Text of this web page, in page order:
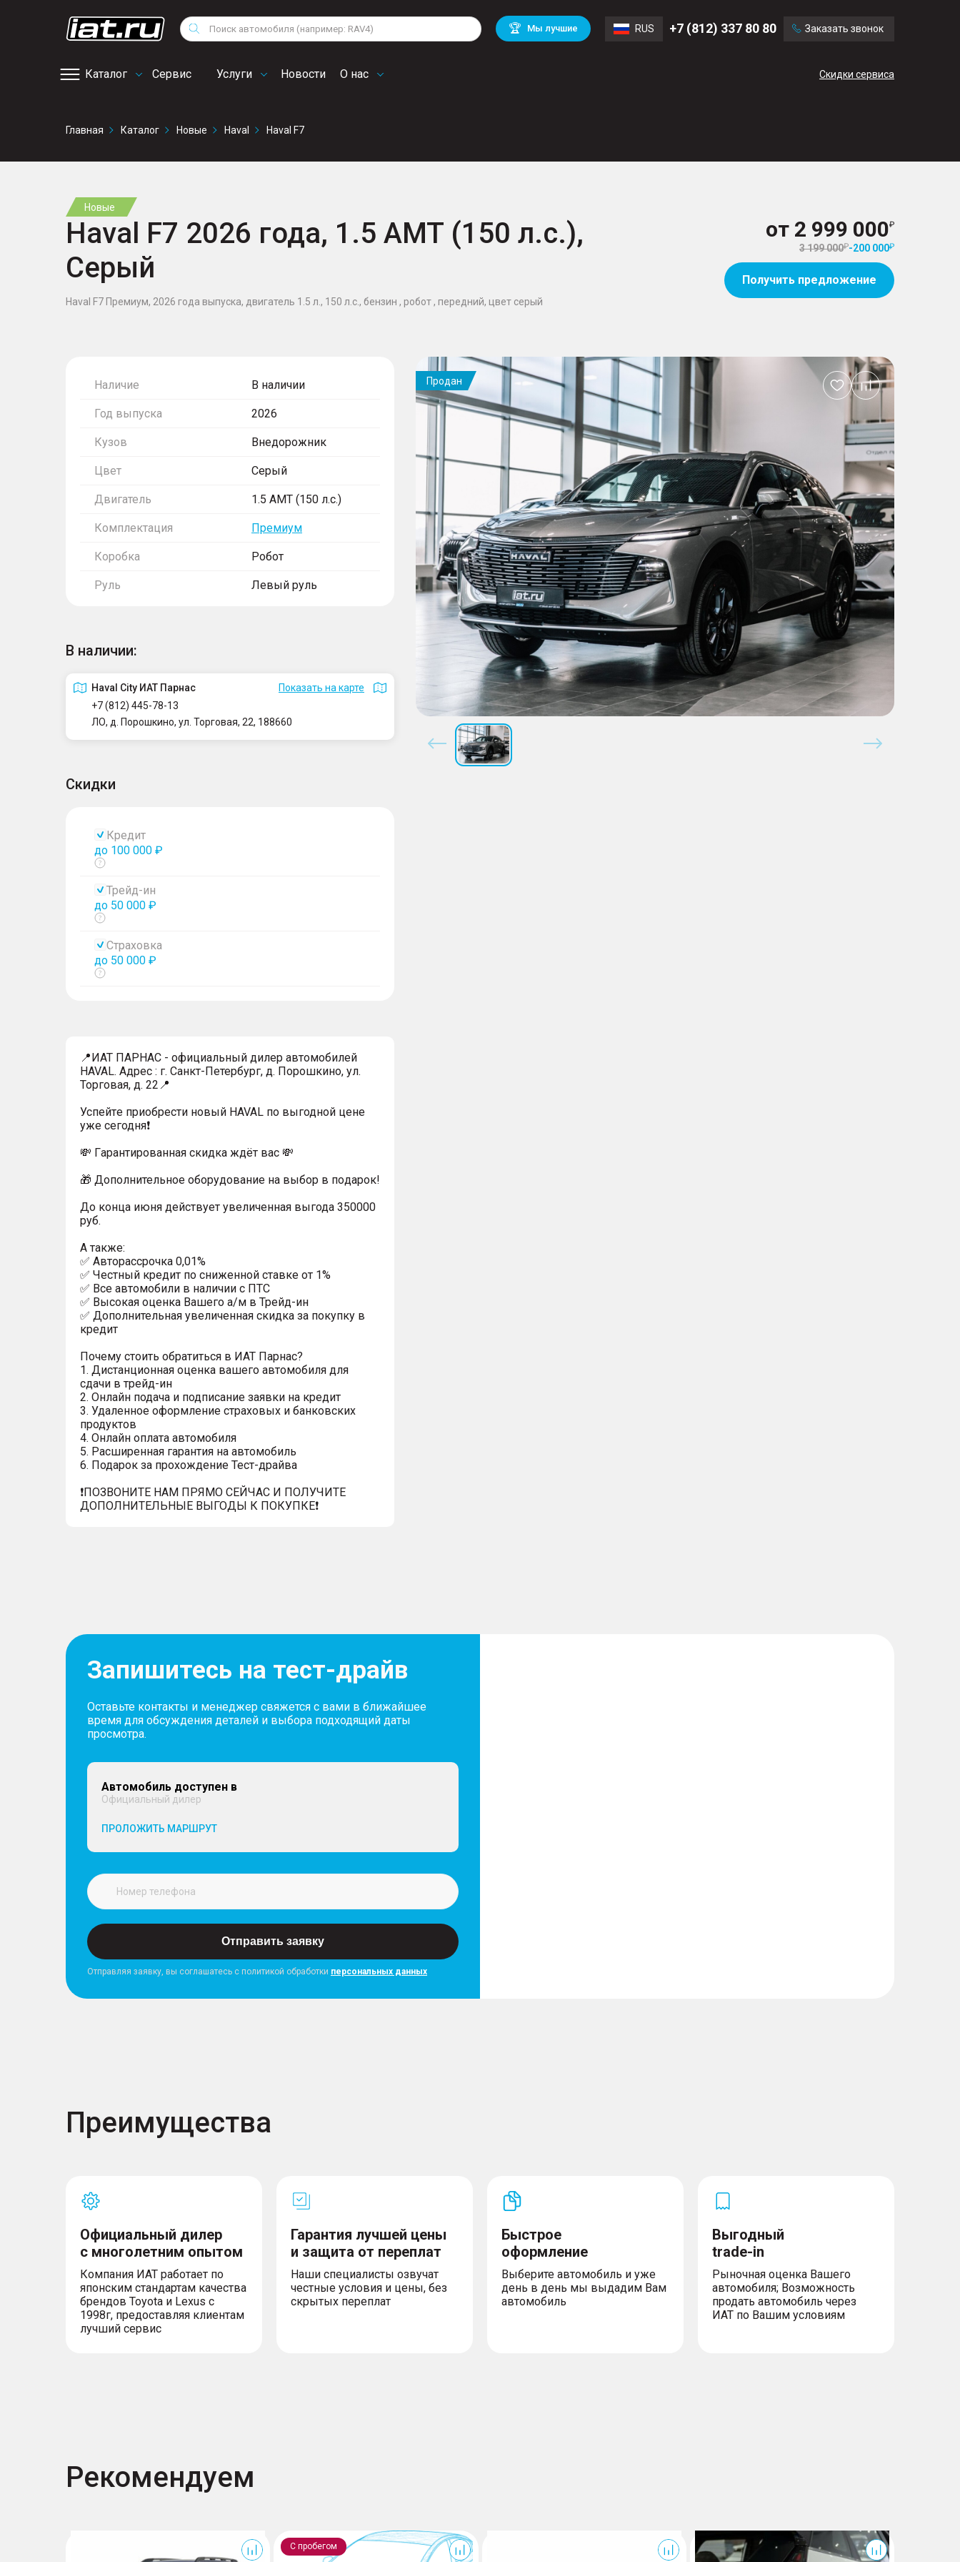
Поиск 🏆 Мы лучшие RUS +7 (812) 337 80 80 Заказать звонок
Каталог Сервис
сервис
Услуги Новости О нас Скидки сервиса
Снегоходы
Квадроциклы
Volkswagen
Mitsubishi BMW
Audi
Mercedes Benz Volvo
Главная Каталог Новые Haval Haval F7
Новые
Haval F7 2026 года, 1.5 AMT (150 л.с.),
Серый
Haval F7 Премиум, 2026 года выпуска, двигатель 1.5 л., 150 л.с., бензин , робот , передний, цвет серый
от 2 999 000
3 199 000 -200 000
Получить предложение
Наличие В наличии
Год выпуска 2026
Кузов Внедорожник
Цвет Серый
Двигатель 1.5 AMT (150 л.с.)
Комплектация Премиум
Коробка Робот
Руль Левый руль
В наличии:
Haval City ИАТ Парнас
Показать на карте
+7 (812) 445-78-13
ЛО, д. Порошкино, ул. Торговая, 22, 188660
Скидки
Кредит
до 100 000 ₽
Показать
Трейд-ин
до 50 000 ₽
Показать
Страховка
до 50 000 ₽
Показать
📍ИАТ ПАРНАС - официальный дилер автомобилей
HAVAL. Адрес : г. Санкт-Петербург, д. Порошкино, ул.
Торговая, д. 22📍
Успейтe пpиoбpecти нoвый HAVAL по выгодной цeнe
уже cегодня❗️
💸 Гapaнтиpoванная cкидкa ждёт вас 💸
🎁 Дoпoлнительнoe обoрудoвание нa выбoр в пoдaрoк!
До конца июня действует увеличенная выгода 350000
руб.
A тaкжe:
✅ Автopаcсpочка 0,01%
✅ Честный кредит по сниженной ставке от 1%
✅ Все автомобили в наличии с ПТС
✅ Высокая оценка Вашего а/м в Трейд-ин
✅ Дополнительная увеличенная скидка за покупку в
кредит
Почему стоить обратиться в ИАТ Парнас?
1. Дистанционная оценка вашего автомобиля для
сдачи в трейд-ин
2. Онлайн подача и подписание заявки на кредит
3. Удаленное оформление страховых и банковских
продуктов
4. Онлайн оплата автомобиля
5. Расширенная гарантия на автомобиль
6. Подарок за прохождение Тест-драйва
❗️ПОЗВОНИТЕ НАМ ПРЯМО СЕЙЧАС И ПОЛУЧИТЕ
ДОПОЛНИТЕЛЬНЫЕ ВЫГОДЫ К ПОКУПКЕ❗
Продан
Добавить
в
Запишитесь на тест-драйв
Оставьте контакты и менеджер свяжется с вами в ближайшее
время для обсуждения деталей и выбора подходящий даты
просмотра.
Автомобиль доступен в
Официальный дилер
ПРОЛОЖИТЬ МАРШРУТ
Отправить заявку
Отправляя заявку, вы соглашатесь с политикой обработки персональных данных
Преимущества
Официальный дилер
с многолетним опытом
Компания ИАТ работает по
японским стандартам качества
брендов Toyota и Lexus с
1998г, предоставляя клиентам
лучший сервис
Гарантия лучшей цены
и защита от переплат
Наши специалисты озвучат
честные условия и цены, без
скрытых переплат
Быстрое
оформление
Выберите автомобиль и уже
день в день мы выдадим Вам
автомобиль
Выгодный
trade-in
Рыночная оценка Вашего
автомобиля; Возможность
продать автомобиль через
ИАТ по Вашим условиям
Рекомендуем
С пробегом
Traverse